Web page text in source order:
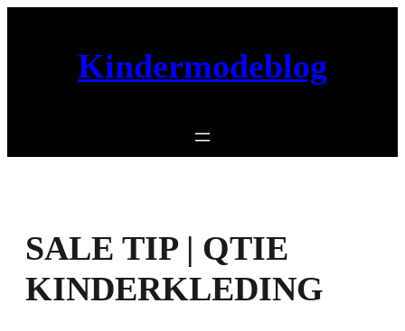
Kindermodeblog
SALE TIP | QTIE
KINDERKLEDING